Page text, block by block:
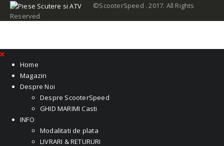
©ScooterSpeed . 2017. All Rights
Reserved
Home
Magazin
Despre Noi
Despre ScooterSpeed
GHID MARIMI Casti
INFO
Modalitati de plata
LIVRARI & RETURURI